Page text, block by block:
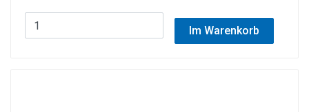
Im Warenkorb